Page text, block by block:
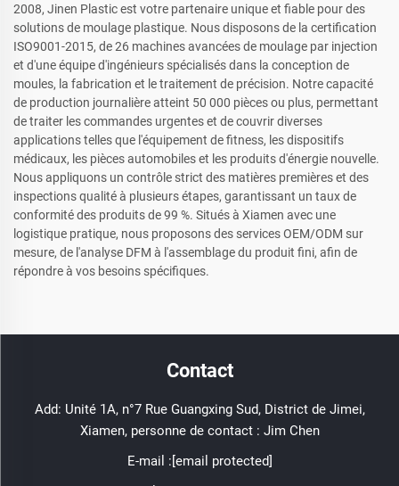
2008, Jinen Plastic est votre partenaire unique et fiable pour des
solutions de moulage plastique. Nous disposons de la certification
ISO9001-2015, de 26 machines avancées de moulage par injection
et d'une équipe d'ingénieurs spécialisés dans la conception de
moules, la fabrication et le traitement de précision. Notre capacité
de production journalière atteint 50 000 pièces ou plus, permettant
de traiter les commandes urgentes et de couvrir diverses
applications telles que l'équipement de fitness, les dispositifs
médicaux, les pièces automobiles et les produits d'énergie nouvelle.
Nous appliquons un contrôle strict des matières premières et des
inspections qualité à plusieurs étapes, garantissant un taux de
conformité des produits de 99 %. Situés à Xiamen avec une
logistique pratique, nous proposons des services OEM/ODM sur
mesure, de l'analyse DFM à l'assemblage du produit fini, afin de
répondre à vos besoins spécifiques.
Contact
Add: Unité 1A, n°7 Rue Guangxing Sud, District de Jimei,
Xiamen, personne de contact : Jim Chen
E-mail :[email protected]